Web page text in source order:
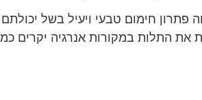
פתרון חימום טבעי ויעיל בשל
את התלות במקורות אנרגיה יקרים